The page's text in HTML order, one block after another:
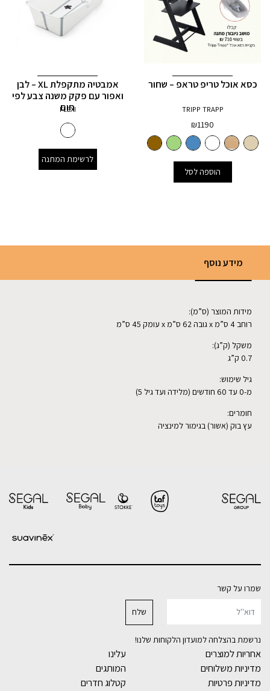
כסא אוכל טריפ טראפ – שחור
TRIPP TRAPP
₪1190
+
3
הוספה לסל
אמבטיה מתקפלת XL – לבן
ואפור עם פקק משנה צבע לפי
חום
FLEXI
לרשימת המתנה
מידע נוסף
מידות המוצר (ס”מ):
רוחב 4 ס”מ x גובה 62 ס”מ x עומק 45 ס”מ
משקל (ק”ג):
0.7 ק”ג
גיל שימוש:
מ-0 עד 60 חודשים (מלידה ועד גיל 5)
חומרים:
עץ בוק (אשור) בגימור למינציה
שמרו על קשר
נרשמת בהצלחה למועדון הלקוחות שלנו!
אחריות למוצרים
מדיניות משלוחים
מדיניות פרטיות
עלינו
המותגים
קטלוג חדרים